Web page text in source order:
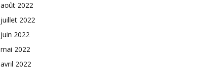
août 2022
juillet 2022
juin 2022
mai 2022
avril 2022